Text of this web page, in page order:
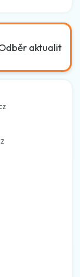
aktualit